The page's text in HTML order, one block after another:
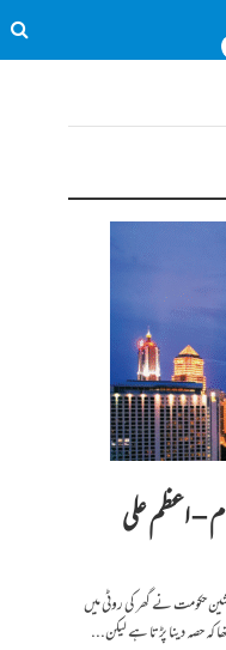
– اعظم علی
وقت کی ملائشین حکومت نے گھر کی روٹی میں
کہ حصہ دینا پڑتا ہے لیکن...